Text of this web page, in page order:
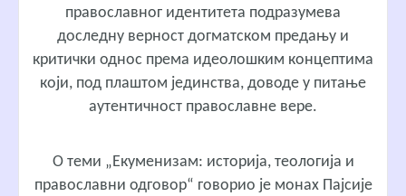
православног идентитета подразумева
доследну верност догматском предању и
критички однос према идеолошким концептима
који, под плаштом јединства, доводе у питање
аутентичност православне вере.
О теми „Екуменизам: историја, теологија и
православни одговор“ говорио је монах Пајсије